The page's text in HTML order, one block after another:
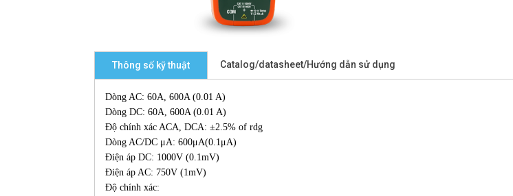
Thông số kỹ thuật Catalog/datasheet/Hướng dẫn sử dụng
Dòng AC: 60A, 600A (0.01 A)
Dòng DC: 60A, 600A (0.01 A)
Độ chính xác ACA, DCA: ±2.5% of rdg
Dòng AC/DC μA: 600μA(0.1μA)
Điện áp DC: 1000V (0.1mV)
Điện áp AC: 750V (1mV)
Độ chính xác: